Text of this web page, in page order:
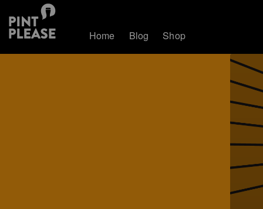
Home Blog Shop